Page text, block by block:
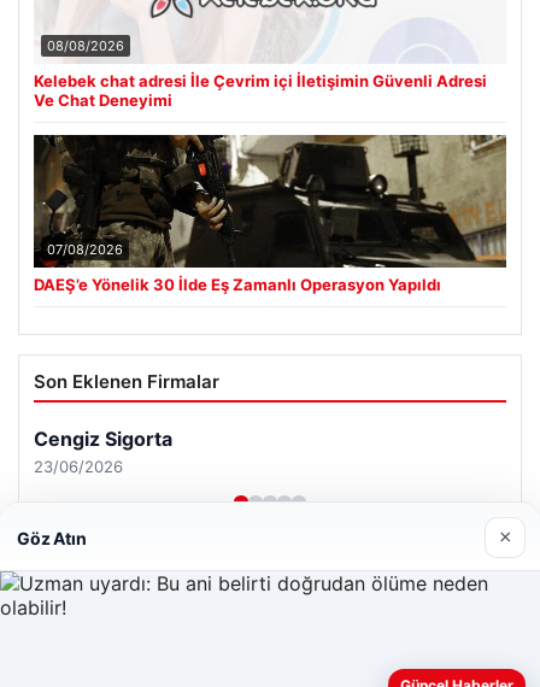
08/08/2026
Kelebek chat adresi İle Çevrim içi İletişimin Güvenli Adresi
Ve Chat Deneyimi
07/08/2026
DAEŞ’e Yönelik 30 İlde Eş Zamanlı Operasyon Yapıldı
Son Eklenen Firmalar
Göz Atın ×